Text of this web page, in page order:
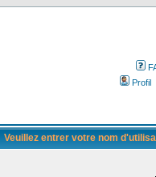
Profil
Veuillez entrer votre nom